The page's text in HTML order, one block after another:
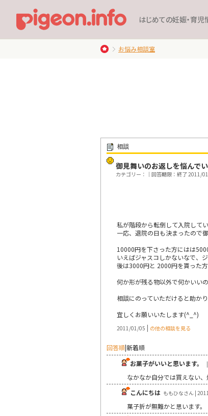
はじめての妊娠・育児
お悩み相談室
相談
御見舞いのお返しを悩んで
カテゴリー：｜回答期限：終了 2011/
私が階段から転倒して入院してい
一応、退院の日も決まったので
10000円を下さった方にはは
いえばジャスコしかないなで、
後は3000円と 2000円を貰った
何か形が残る物以外で何かいい
相談にのっていただけると助かり
宜しくお願いいたします(^_^)
2011/01/05 | の他の相談を見る
回答順|新着順
お菓子がいいと思います。
なかなか自分では買えない
こんにちは ももひなさん |
菓子折が無難かと思います。